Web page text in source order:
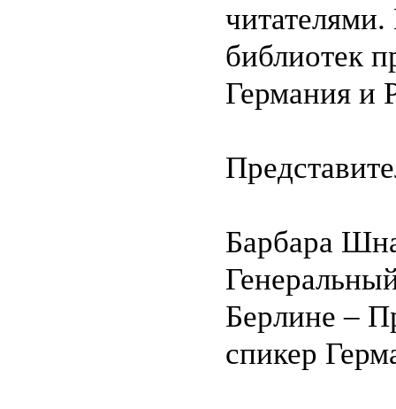
библиотек
Германия и
Барбара
Берлине –
спикер